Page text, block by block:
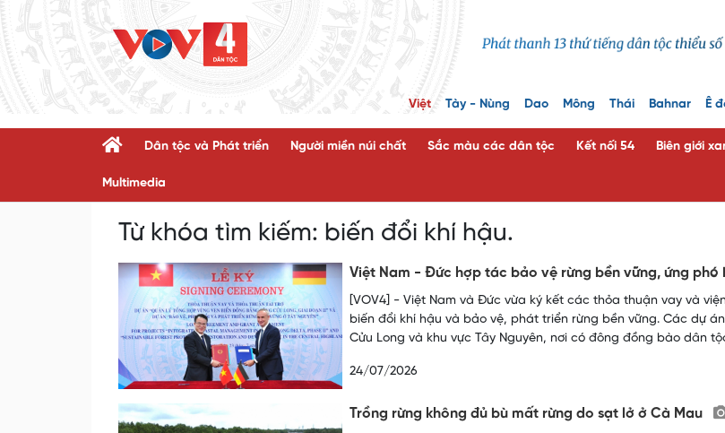
Việt Tày - Nùng Dao Mông Thái Bahnar Ê
Dân tộc và Phát triển Người miền núi chất Sắc màu các dân tộc Kết nối 54 Biên giới
Multimedia
Từ khóa tìm kiếm: biến đổi khí hậu.
Việt Nam - Đức hợp tác bảo vệ rừng bền vững, ứng phó
[VOV4] - Việt Nam và Đức vừa ký kết các thỏa thuận vay và
biến đổi khí hậu và bảo vệ, phát triển rừng bền vững. Các dự
Cửu Long và khu vực Tây Nguyên, nơi có đông đồng bào dân
24/07/2026
Trồng rừng không đủ bù mất rừng do sạt lở ở Cà Mau